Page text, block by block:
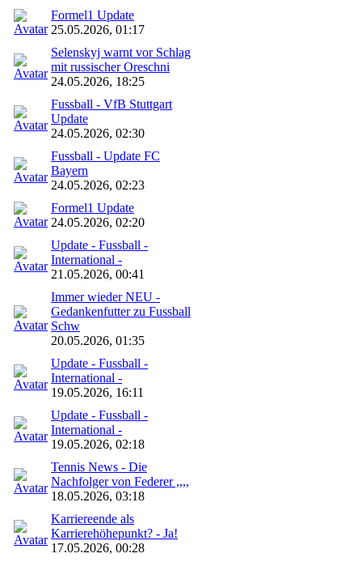
Formel1 Update
25.05.2026, 01:17
Selenskyj warnt vor Schlag
mit russischer Oreschni
24.05.2026, 18:25
Fussball - VfB Stuttgart
Update
24.05.2026, 02:30
Fussball - Update FC
Bayern
24.05.2026, 02:23
Formel1 Update
24.05.2026, 02:20
Update - Fussball -
International -
21.05.2026, 00:41
Immer wieder NEU -
Gedankenfutter zu Fussball
Schw
20.05.2026, 01:35
Update - Fussball -
International -
19.05.2026, 16:11
Update - Fussball -
International -
19.05.2026, 02:18
Tennis News - Die
Nachfolger von Federer ,,,,
18.05.2026, 03:18
Karriereende als
Karrierehöhepunkt? - Ja!
17.05.2026, 00:28